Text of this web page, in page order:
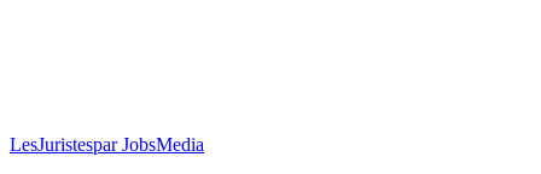
LesJuristespar JobsMedia